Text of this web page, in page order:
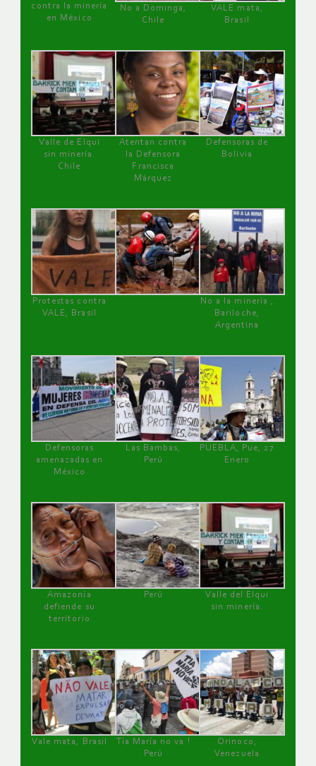
contra la minería
en México
No a Dominga,
Chile
VALE mata,
Brasil
Valle de Elqui
sin minería.
Chile
Atentan contra
la Defensora
Francisca
Márquez
Defensoras de
Bolivia
Protestas contra
VALE, Brasil
No a la minería ,
Bariloche,
Argentina
Defensoras
amenazadas en
México
Las Bambas,
Perú
PUEBLA, Pue, 27
Enero
Amazonía
defiende su
territorio
Perú
Valle del Elqui
sin minería.
Vale mata, Brasil
Tía María no va !
Perú
Orinoco,
Venezuela